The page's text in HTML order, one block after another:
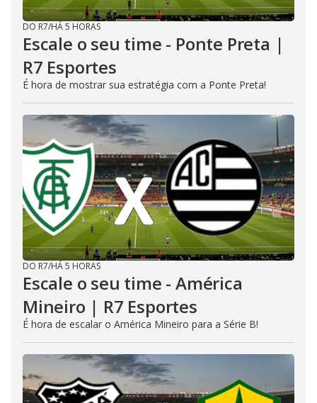
DO R7/HÁ 5 HORAS
Escale o seu time - Ponte Preta |
R7 Esportes
É hora de mostrar sua estratégia com a Ponte Preta!
DO R7/HÁ 5 HORAS
Escale o seu time - América
Mineiro | R7 Esportes
É hora de escalar o América Mineiro para a Série B!